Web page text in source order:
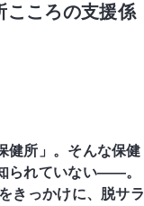
ころの支援係
健所」。そんな保健
られていない――。
きっかけに、脱サラ